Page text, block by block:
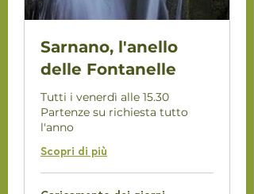
Sarnano, l'anello
delle Fontanelle
Tutti i venerdì alle 15.30
Partenze su richiesta tutto
l'anno
Scopri di più